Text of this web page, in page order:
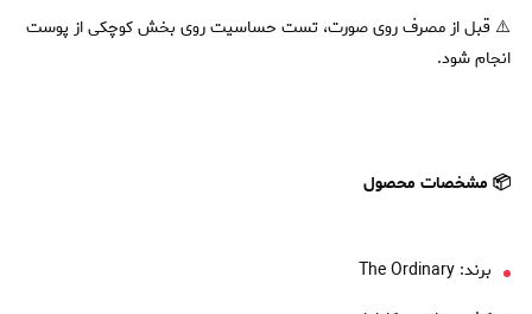
⚠️ قبل از مصرف روی صورت، تست حساسیت روی بخش کوچکی از پوست
انجام شود.
📦 مشخصات محصول
برند: The Ordinary